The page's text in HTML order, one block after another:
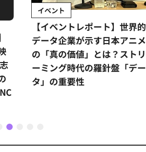
イベント
【イベントレポート】世界的
データ企業が示す日本アニメ
の「真の価値」とは？ストリ
ーミング時代の羅針盤「デー
タ」の重要性
1 2